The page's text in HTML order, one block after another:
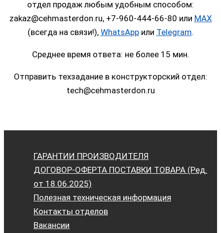
отдел продаж любым удобным способом:
zakaz@cehmasterdon.ru, +7-960-444-66-80 или MAX
(всегда на связи!), WhatsAppили Telegram.
Среднее время ответа: не более 15 мин.
Отправить техзадание в конструкторский отдел:
tech@cehmasterdon.ru
ГАРАНТИИ ПРОИЗВОДИТЕЛЯ
ДОГОВОР-ОФЕРТА ПОСТАВКИ ТОВАРА (Ред.
от 18.06.2025)
Полезная техническая информация
Контакты отделов
Вакансии